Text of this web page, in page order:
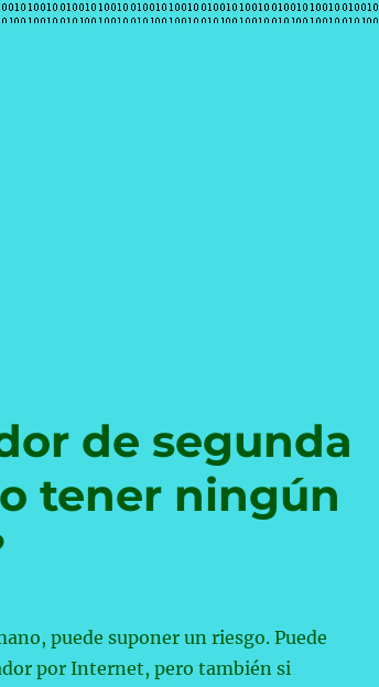
de segunda
tener ningún
puede suponer un riesgo. Puede
por Internet, pero también si